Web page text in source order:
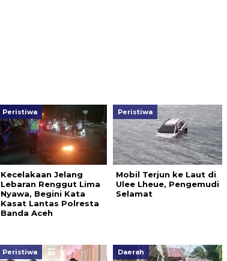
Peristiwa
Kecelakaan Jelang
Lebaran Renggut Lima
Nyawa, Begini Kata
Kasat Lantas Polresta
Banda Aceh
Peristiwa
Mobil Terjun ke Laut di
Ulee Lheue, Pengemudi
Selamat
Peristiwa Daerah